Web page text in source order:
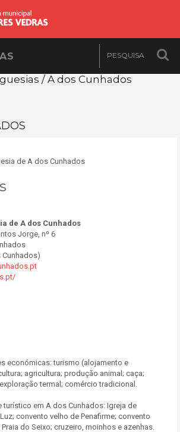
/ A dos Cunhados
de A dos Cunhados
Jorge, nº 6
Cunhados)
económicas: turismo (alojamento e
agricultura; produção animal; caça;
termal; comércio tradicional.
turístico em A dos Cunhados: Igreja de
convento velho de Penafirme; convento
do Seixo; cruzeiro, moinhos e azenhas.